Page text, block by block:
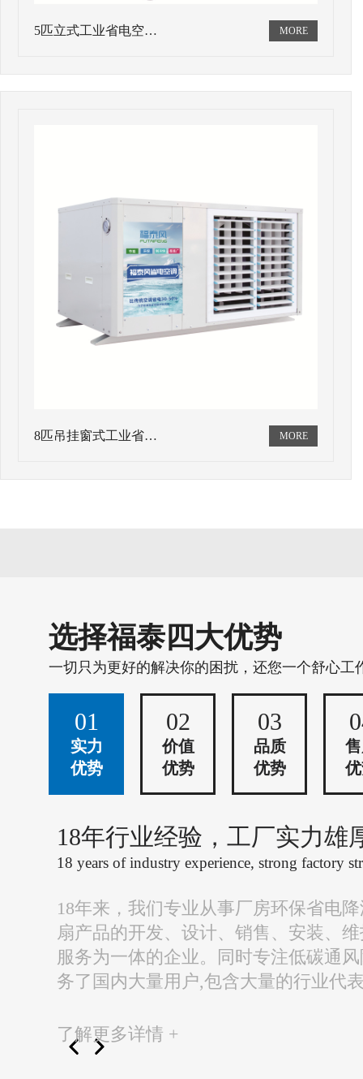
5匹立式工业省电空…
8匹吊挂窗式工业省…
选择福泰四大优势
一切只为更好的解决你的困扰，还您一个舒心工
01
实力
优势
02
价值
优势
03
品质
优势
18年行业经验，工厂实力雄
18 years of industry experience, strong factory
18年来，我们专业从事厂房环保省电
扇产品的开发、设计、销售、安装、
服务为一体的企业。同时专注低碳通
务了国内大量用户,包含大量的行业代
了解更多详情 +